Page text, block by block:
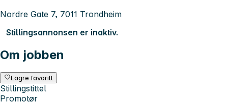
Nordre Gate 7, 7011 Trondheim
Stillingsannonsen er inaktiv.
Om jobben
Lagre favoritt
Stillingstittel
Promotør